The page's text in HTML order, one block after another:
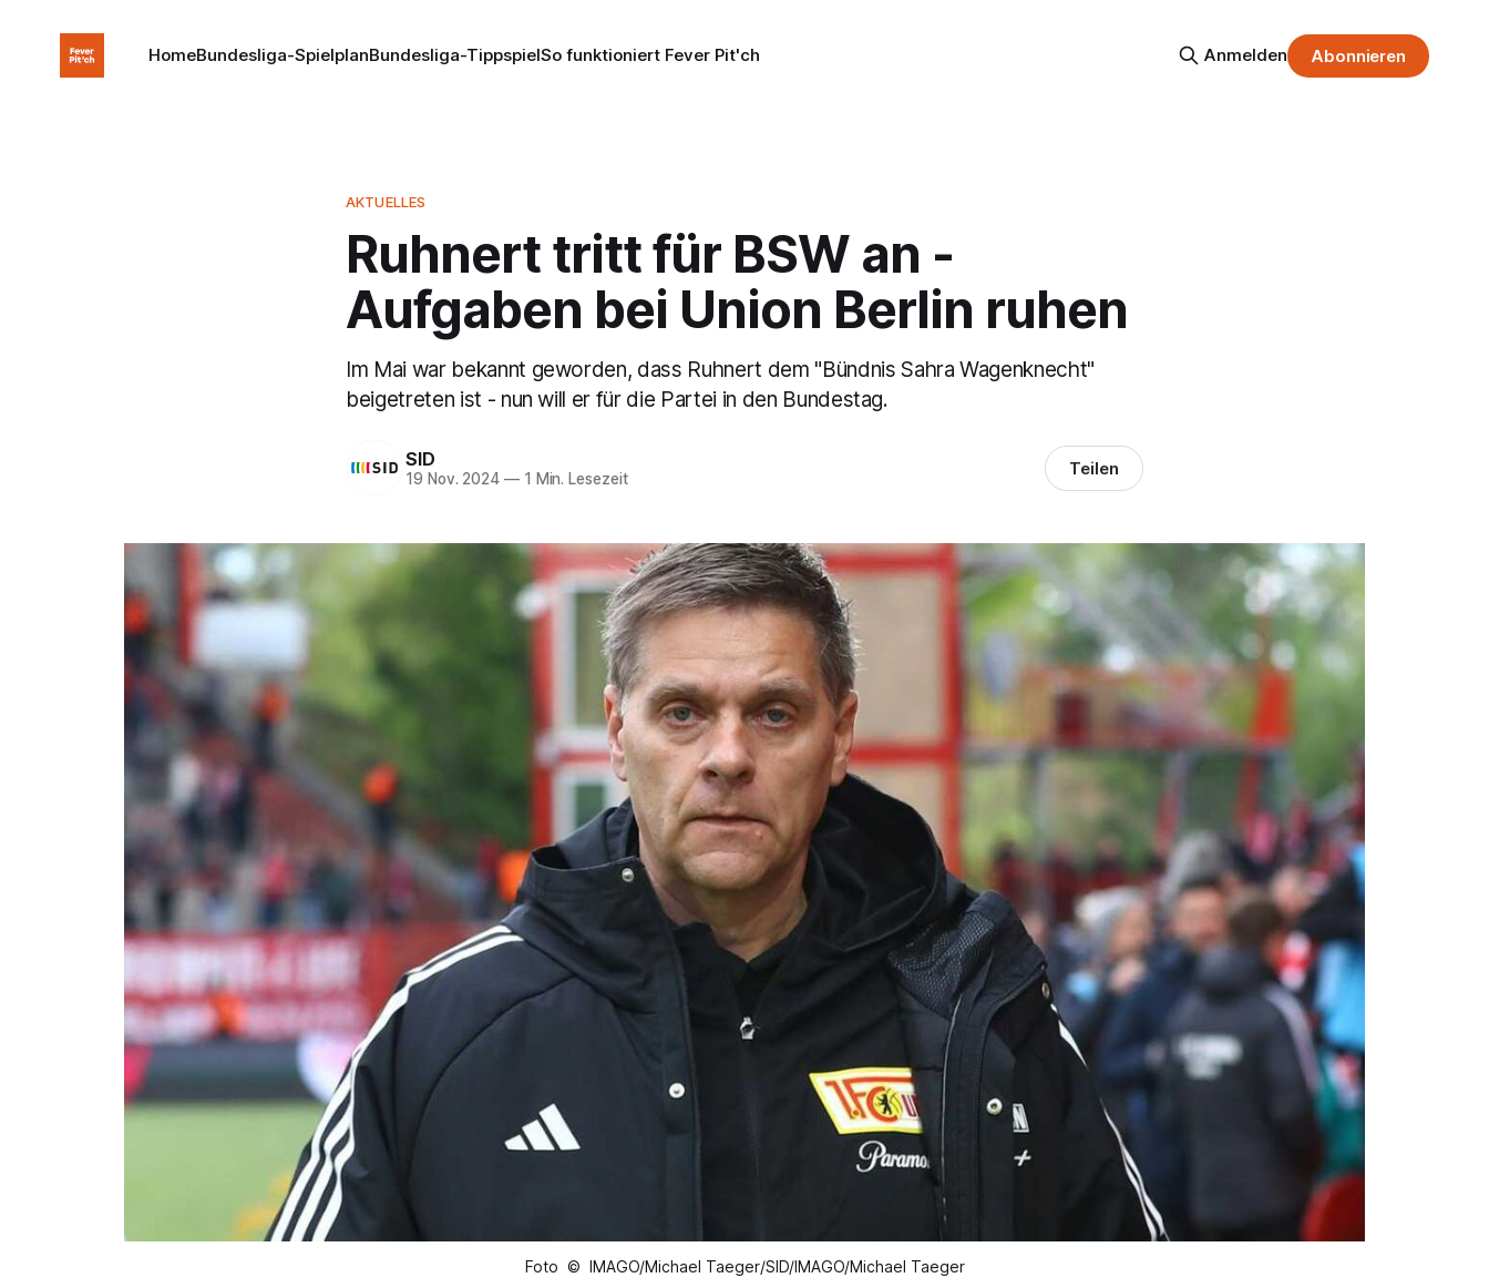
HomeBundesliga-SpielplanBundesliga-TippspielSo funktioniert Fever Pit'ch Anmelden Abonnieren
AKTUELLES
Ruhnert tritt für BSW an -
Aufgaben bei Union Berlin ruhen
Im Mai war bekannt geworden, dass Ruhnert dem "Bündnis Sahra Wagenknecht"
beigetreten ist - nun will er für die Partei in den Bundestag.
SID
19 Nov. 2024 —1 Min. Lesezeit Teilen
Foto © IMAGO/Michael Taeger/SID/IMAGO/Michael Taeger